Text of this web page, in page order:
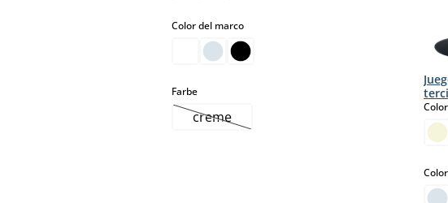
Color del marcoselect
Farbeselect
creme(Esta opción no está disponible en este
Color